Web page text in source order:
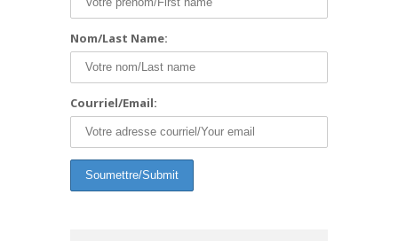
Nom/Last Name:
Courriel/Email: